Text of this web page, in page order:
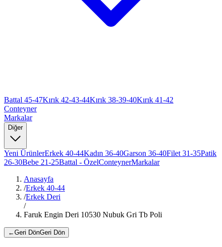
Battal 45-47Kırık 42-43-44Kırık 38-39-40Kırık 41-42
Conteyner
Markalar
Diğer
Yeni ÜrünlerErkek 40-44Kadın 36-40Garson 36-40Filet 31-35Patik
26-30Bebe 21-25Battal - ÖzelConteynerMarkalar
Anasayfa
/Erkek 40-44
/Erkek Deri
/
Faruk Engin Deri 10530 Nubuk Gri Tb Poli
←Geri DönGeri Dön